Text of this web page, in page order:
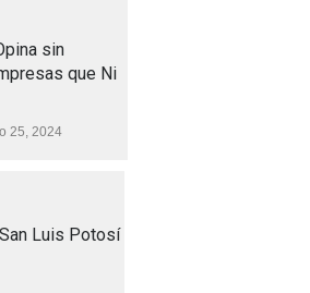
sin
que Ni
25, 2024
Luis Potosí